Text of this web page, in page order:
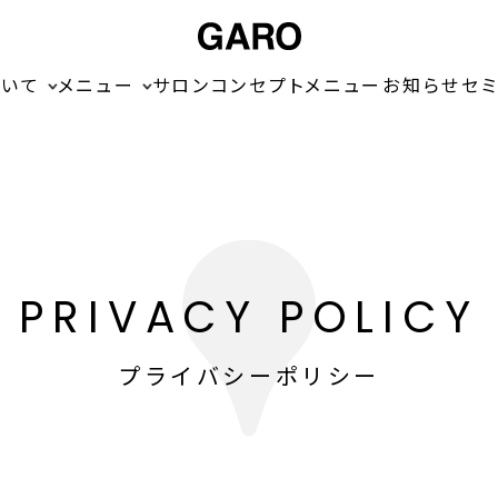
て メニュー サロンコンセプトメニュー お知らせセ
PRIVACY POLICY
プライバシーポリシー